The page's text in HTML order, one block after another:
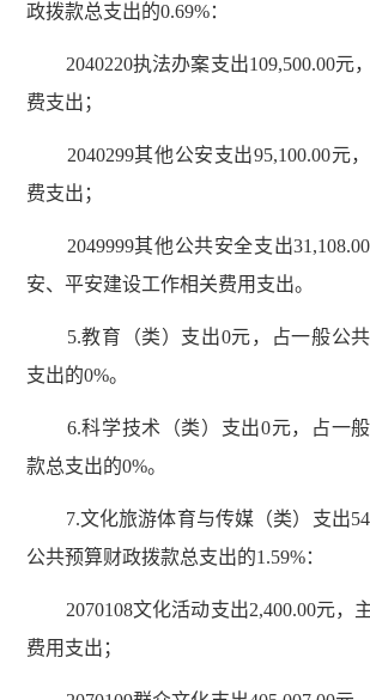
政拨款总支出的0.69%：
2040220执法办案支出109,500.00元
费支出；
2040299其他公安支出95,100.00元
费支出；
2049999其他公共安全支出
安、平安建设工作相关费用支出。
5.教育（类）支出0元，占一般公共
支出的0%。
6.科学技术（类）支出0元，占一般
款总支出的0%。
7.文化旅游体育与传媒（类）支出
公共预算财政拨款总支出的1.59%：
2070108文化活动支出2,400.00元，
费用支出；